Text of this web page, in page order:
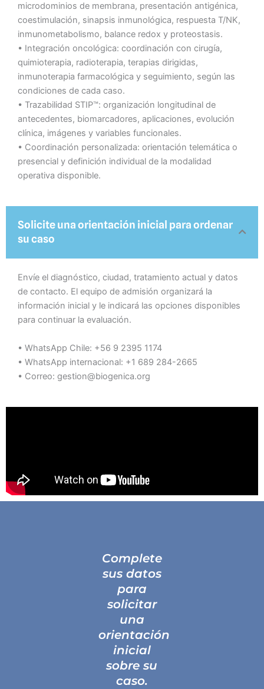
microdominios de membrana, presentación antigénica,
coestimulación, sinapsis inmunológica, respuesta T/NK,
inmunometabolismo, balance redox y proteostasis.
• Integración oncológica: coordinación con cirugía,
quimioterapia, radioterapia, terapias dirigidas,
inmunoterapia farmacológica y seguimiento, según las
condiciones de cada caso.
• Trazabilidad STIP™: organización longitudinal de
antecedentes, biomarcadores, aplicaciones, evolución
clínica, imágenes y variables funcionales.
• Coordinación personalizada: orientación telemática o
presencial y definición individual de la modalidad
operativa disponible.
Solicite una orientación inicial para ordenar
su caso
Envíe el diagnóstico, ciudad, tratamiento actual y datos
de contacto. El equipo de admisión organizará la
información inicial y le indicará las opciones disponibles
para continuar la evaluación.
• WhatsApp Chile: +56 9 2395 1174
• WhatsApp internacional: +1 689 284-2665
• Correo: gestion@biogenica.org
Complete
sus datos
para
solicitar
una
orientación
inicial
sobre su
caso.